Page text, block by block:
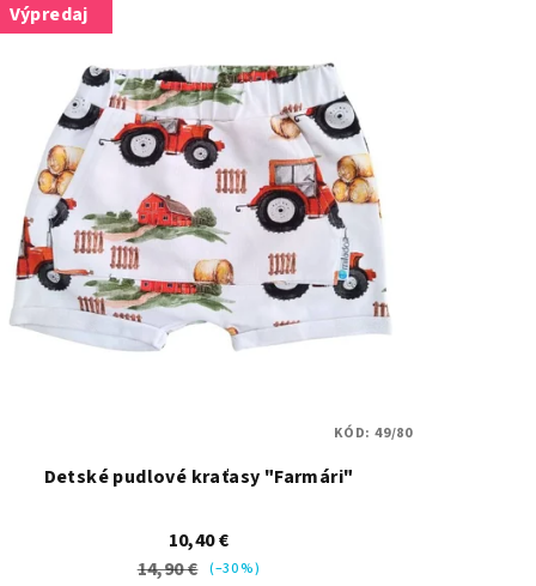
Výpredaj
Detské pudlové kraťasy "Farmári"
10,40 €
14,90 € (–30 %)
KÓD: 49/80